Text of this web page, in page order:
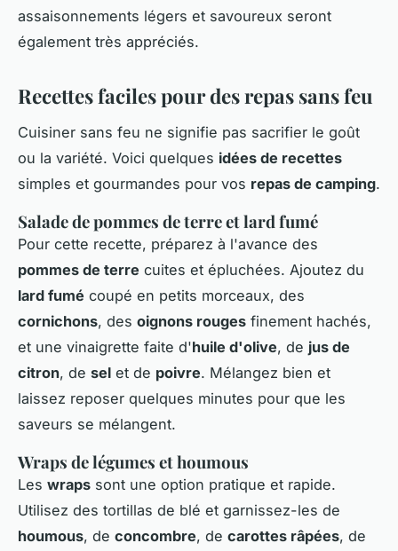
assaisonnements légers et savoureux seront
également très appréciés.
Recettes faciles pour des repas sans feu
Cuisiner sans feu ne signifie pas sacrifier le goût
ou la variété. Voici quelques idées de recettes
simples et gourmandes pour vos repas de camping.
Salade de pommes de terre et lard fumé
Pour cette recette, préparez à l'avance des
pommes de terre cuites et épluchées. Ajoutez du
lard fumé coupé en petits morceaux, des
cornichons, des oignons rouges finement hachés,
et une vinaigrette faite d'huile d'olive, de jus de
citron, de sel et de poivre. Mélangez bien et
laissez reposer quelques minutes pour que les
saveurs se mélangent.
Wraps de légumes et houmous
Les wraps sont une option pratique et rapide.
Utilisez des tortillas de blé et garnissez-les de
houmous, de concombre, de carottes râpées, de